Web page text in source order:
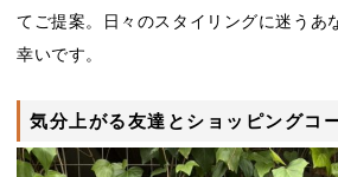
てご提案。日々のスタイリングに迷うあ
幸いです。
気分上がる友達とショッピングコ